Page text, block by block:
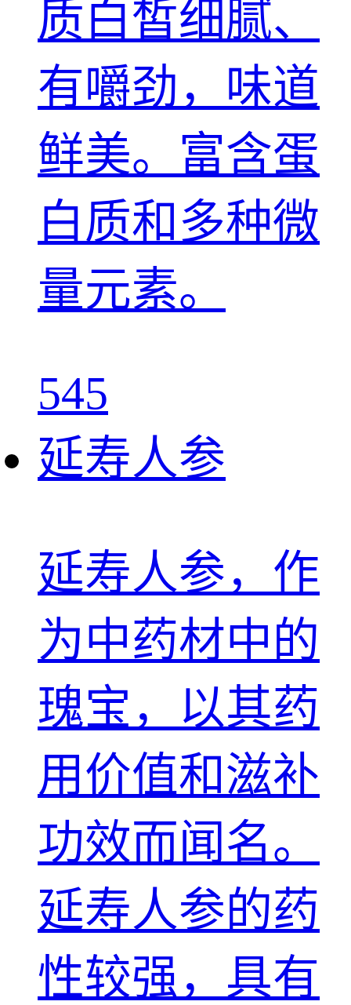
质白皙细腻、
有嚼劲，味道
鲜美。富含蛋
白质和多种微
量元素。
545
延寿人参
延寿人参，作
为中药材中的
瑰宝，以其药
用价值和滋补
功效而闻名。
延寿人参的药
性较强，具有